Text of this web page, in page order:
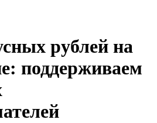
рублей на
поддерживаем